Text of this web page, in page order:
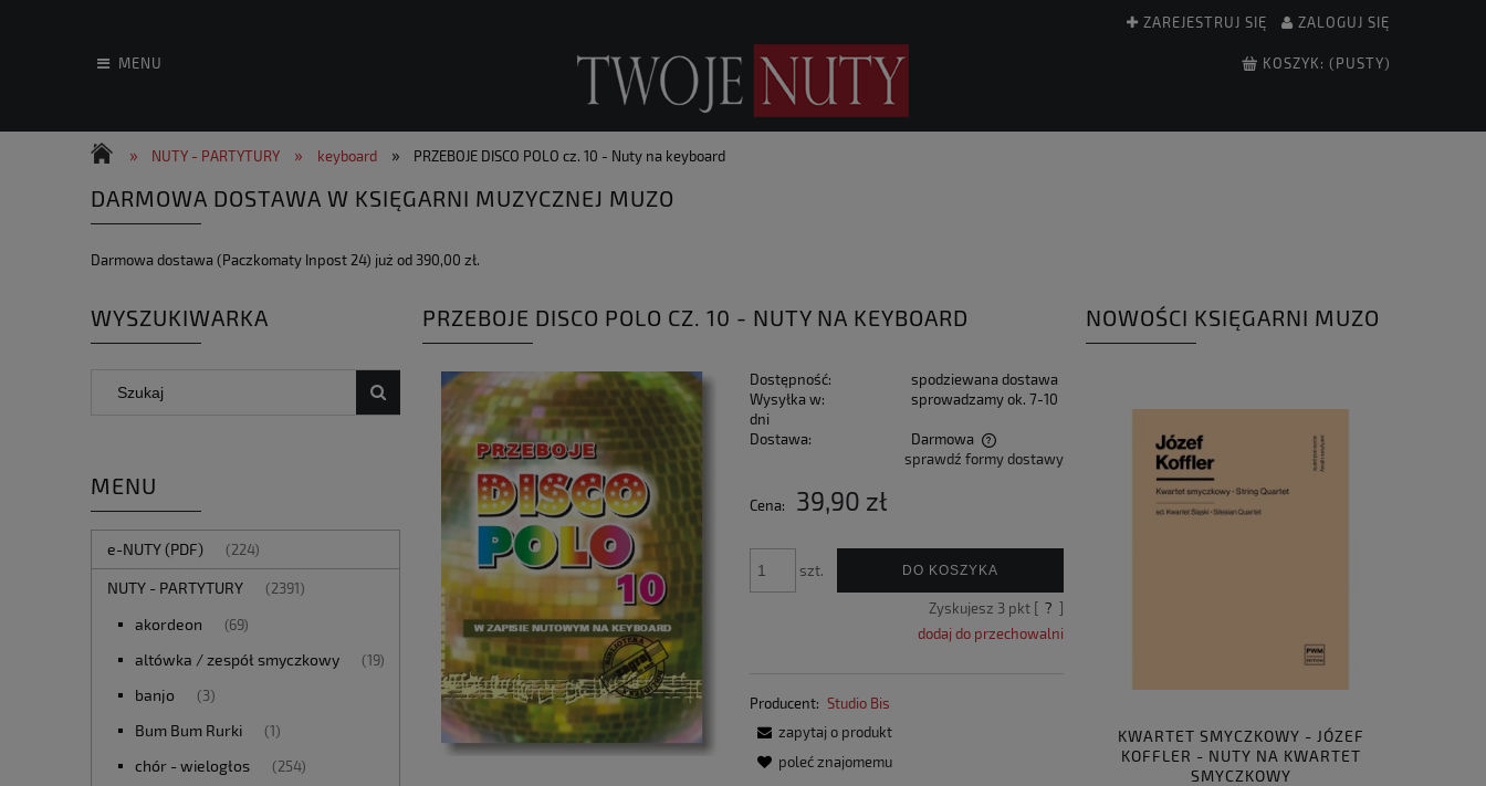
ZAREJESTRUJ SIĘ ZALOGUJ SIĘ
MENU KOSZYK: (PUSTY)
» NUTY - PARTYTURY » keyboard » PRZEBOJE DISCO POLO cz. 10 - Nuty na keyboard
DARMOWA DOSTAWA W KSIĘGARNI MUZYCZNEJ MUZO
Darmowa dostawa (Paczkomaty Inpost 24) już od 390,00 zł.
WYSZUKIWARKA
MENU
e-NUTY (PDF) (224)
NUTY - PARTYTURY (2391)
akordeon (69)
altówka / zespół smyczkowy (19)
banjo (3)
Bum Bum Rurki (1)
chór - wielogłos (254)
PRZEBOJE DISCO POLO CZ. 10 - NUTY NA KEYBOARD
Dostępność:
spodziewana dostawa
Wysyłka w:
sprowadzamy ok. 7-10
dni
Dostawa:
Darmowa
płatności
sprawdź formy dostawy
Cena: 39,90 zł
szt. DO KOSZYKA
Zyskujesz 3pkt [ ? ]
dodaj do przechowalni
Producent: Studio Bis
zapytaj o produkt
poleć znajomemu
NOWOŚCI KSIĘGARNI MUZO
KWARTET SMYCZKOWY - JÓZEF
KOFFLER - NUTY NA KWARTET
SMYCZKOWY